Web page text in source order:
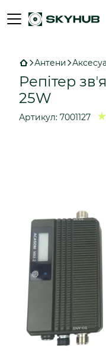
Антени
Репітер
25W
Артикул: 7001127